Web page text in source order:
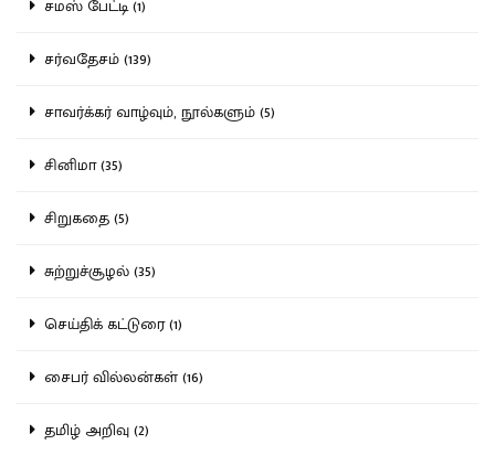
சமஸ் பேட்டி (1)
சர்வதேசம் (139)
சாவர்க்கர் வாழ்வும், நூல்களும் (5)
சினிமா (35)
சிறுகதை (5)
சுற்றுச்சூழல் (35)
செய்திக் கட்டுரை (1)
சைபர் வில்லன்கள் (16)
தமிழ் அறிவு (2)